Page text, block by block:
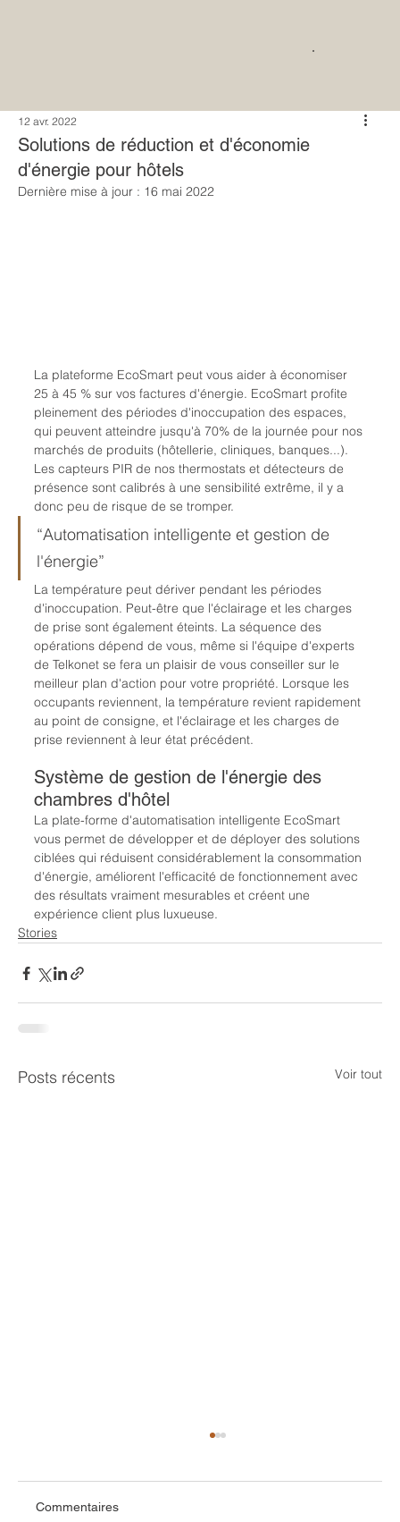
Solutions de réduction et d'économie
d'énergie pour hôtels
12 avr. 2022
Dernière mise à jour : 16 mai 2022
La plateforme EcoSmart peut vous aider à économiser
25 à 45 % sur vos factures d'énergie. EcoSmart profite
pleinement des périodes d'inoccupation des espaces,
qui peuvent atteindre jusqu'à 70% de la journée pour nos
marchés de produits (hôtellerie, cliniques, banques...).
Les capteurs PIR de nos thermostats et détecteurs de
présence sont calibrés à une sensibilité extrême, il y a
donc peu de risque de se tromper.
“Automatisation intelligente et gestion de
l'énergie”
La température peut dériver pendant les périodes
d'inoccupation. Peut-être que l'éclairage et les charges
de prise sont également éteints. La séquence des
opérations dépend de vous, même si l'équipe d'experts
de Telkonet se fera un plaisir de vous conseiller sur le
meilleur plan d'action pour votre propriété. Lorsque les
occupants reviennent, la température revient rapidement
au point de consigne, et l'éclairage et les charges de
prise reviennent à leur état précédent.
Système de gestion de l'énergie des
chambres d'hôtel
La plate-forme d'automatisation intelligente EcoSmart
vous permet de développer et de déployer des solutions
ciblées qui réduisent considérablement la consommation
d'énergie, améliorent l'efficacité de fonctionnement avec
des résultats vraiment mesurables et créent une
expérience client plus luxueuse.
Stories
Posts récents Voir tout
Commentaires